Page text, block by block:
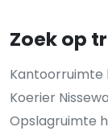
Zoek op
Kantoorruimte
Koerier
Opslagruimte